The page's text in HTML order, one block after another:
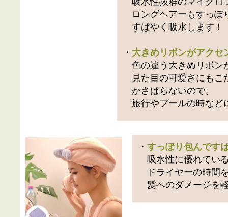
ロングヘアーもすっぽ
すばやく吸水します！
・ 大きめリボンがアクセ
色の違う大きめリボン
見た目の可愛さにもこ
かさばらないので、
旅行やプールの時など
・すっぽり包んです
吸水性に優れてい
ドライヤーの時間
髪へのダメージを